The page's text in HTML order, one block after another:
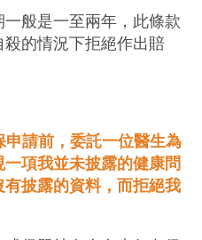
一般是一至兩年，此條款
的情況下拒絕作出賠
請前，委託一位醫生為
項我並未披露的健康問
披露的資料，而拒絕我